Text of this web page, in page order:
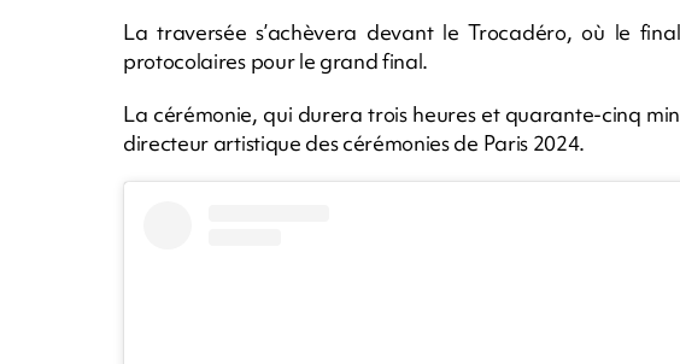
La traversée s’achèvera devant le Trocadéro, où le
protocolaires pour le grand final.
La cérémonie, qui durera trois heures et quarante-cinq
directeur artistique des cérémonies de Paris 2024.